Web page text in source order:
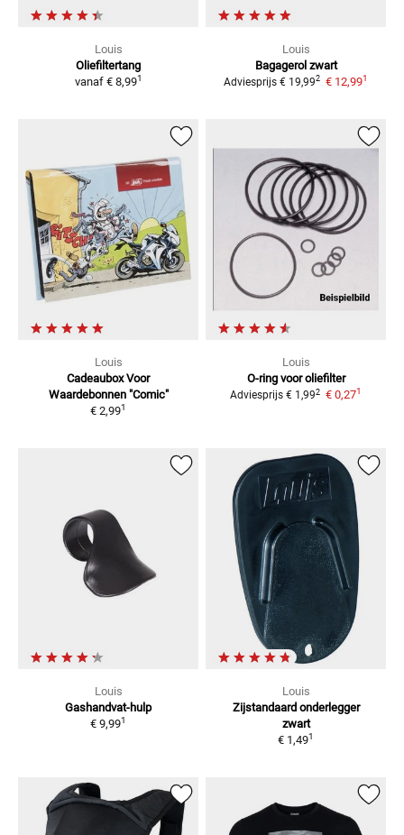
Louis
Oliefiltertang
vanaf € 8,991
Louis
Bagagerol zwart
Adviesprijs € 19,992 € 12,991
Louis
Cadeaubox Voor
Waardebonnen "Comic"
€ 2,991
Louis
O-ring voor oliefilter
Adviesprijs € 1,992 € 0,271
Louis
Gashandvat-hulp
€ 9,991
Louis
Zijstandaard onderlegger
zwart
€ 1,491